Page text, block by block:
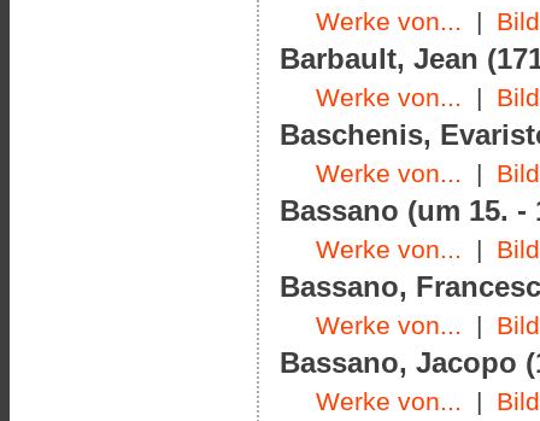
Werke von... |
Barbault, Jean
Werke von... |
Baschenis,
Werke von... |
Bassano (um 15. -
Werke von... |
Bassano,
Werke von... |
Bassano, Jacopo
Werke von... |